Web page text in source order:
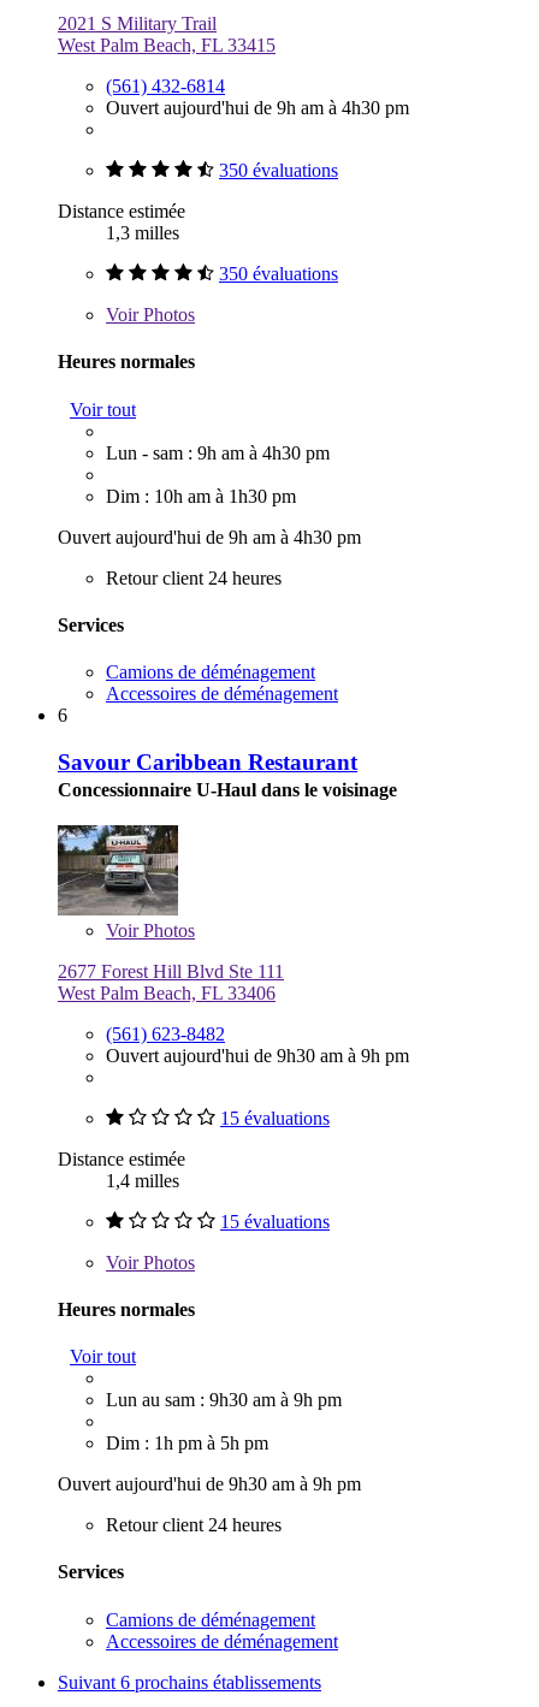
2021 S Military Trail
West Palm Beach, FL 33415
(561) 432-6814
Ouvert aujourd'hui de 9h am à 4h30 pm
350 évaluations
Distance estimée
1,3 milles
350 évaluations
VoirPhotos
Heures normales
Voir tout
Lun - sam : 9h am à 4h30 pm
Dim : 10h am à 1h30 pm
Ouvert aujourd'hui de 9h am à 4h30 pm
Retour client 24 heures
Services
Camions de déménagement
Accessoires de déménagement
6
Savour Caribbean Restaurant
Concessionnaire U-Haul dans le voisinage
VoirPhotos
2677 Forest Hill Blvd Ste 111
West Palm Beach, FL 33406
(561) 623-8482
Ouvert aujourd'hui de 9h30 am à 9h pm
15 évaluations
Distance estimée
1,4 milles
15 évaluations
VoirPhotos
Heures normales
Voir tout
Lun au sam : 9h30 am à 9h pm
Dim : 1h pm à 5h pm
Ouvert aujourd'hui de 9h30 am à 9h pm
Retour client 24 heures
Services
Camions de déménagement
Accessoires de déménagement
Suivant 6 prochains établissements